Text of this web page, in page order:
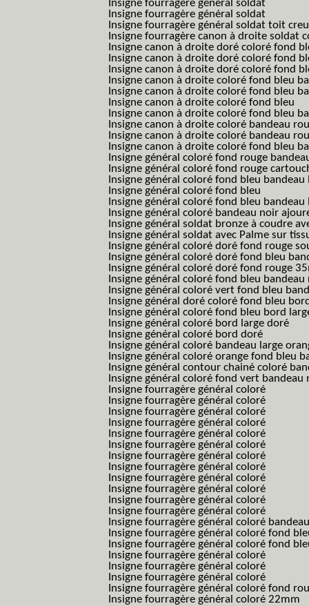
Insigne fourragère général soldat
Insigne fourragère général soldat
Insigne fourragère général soldat toit
Insigne fourragère canon à droite soldat
Insigne canon à droite doré coloré fond
Insigne canon à droite doré coloré fond
Insigne canon à droite doré coloré fond
Insigne canon à droite coloré fond bleu
Insigne canon à droite coloré fond bleu
Insigne canon à droite coloré fond bleu
Insigne canon à droite coloré fond bleu
Insigne canon à droite coloré bandeau
Insigne canon à droite coloré bandeau
Insigne canon à droite coloré fond bleu
Insigne général coloré fond rouge
Insigne général coloré fond rouge
Insigne général coloré fond bleu bandeau
Insigne général coloré fond bleu
Insigne général coloré fond bleu bandeau
Insigne général coloré bandeau noir
Insigne général soldat bronze à coudre
Insigne général soldat avec Palme sur
Insigne général coloré doré fond rouge
Insigne général coloré doré fond bleu
Insigne général coloré doré fond rouge
Insigne général coloré fond bleu
Insigne général coloré vert fond bleu
Insigne général doré coloré fond bleu
Insigne général coloré fond bleu bord
Insigne général coloré bord large doré
Insigne général coloré bord doré
Insigne général coloré bandeau large
Insigne général coloré orange fond bleu
Insigne général contour chainé coloré
Insigne général coloré fond vert bandeau
Insigne fourragère général coloré
Insigne fourragère général coloré
Insigne fourragère général coloré
Insigne fourragère général coloré
Insigne fourragère général coloré
Insigne fourragère général coloré
Insigne fourragère général coloré
Insigne fourragère général coloré
Insigne fourragère général coloré
Insigne fourragère général coloré
Insigne fourragère général coloré
Insigne fourragère général coloré
Insigne fourragère général coloré
Insigne fourragère général coloré fond
Insigne fourragère général coloré fond
Insigne fourragère général coloré
Insigne fourragère général coloré
Insigne fourragère général coloré
Insigne fourragère général coloré fond
Insigne fourragère général coloré 22mm